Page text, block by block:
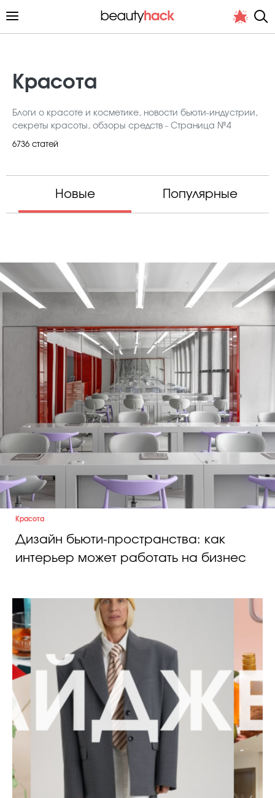
Личный опыт
Стиль жизни
Хит недели от стилиста
Снимает и тестирует редакция
Косметичка профи
Вопрос эксперту
Папа может
Худеем правильно
Бьютихакер / Мама-хакер
Выбор визажистов
Выбор косметолога
Полиция красоты
Celebrity дня
Фотоальбом
Интервью со звездой
Beauty- битвы
Тесты
Викторины
Красота
Блоги о красоте и косметике, новости бьюти-индустрии,
секреты красоты, обзоры средств - Страница №4
6736 статей
Новые Популярные
Красота
Дизайн бьюти-пространства: как
интерьер может работать на бизнес